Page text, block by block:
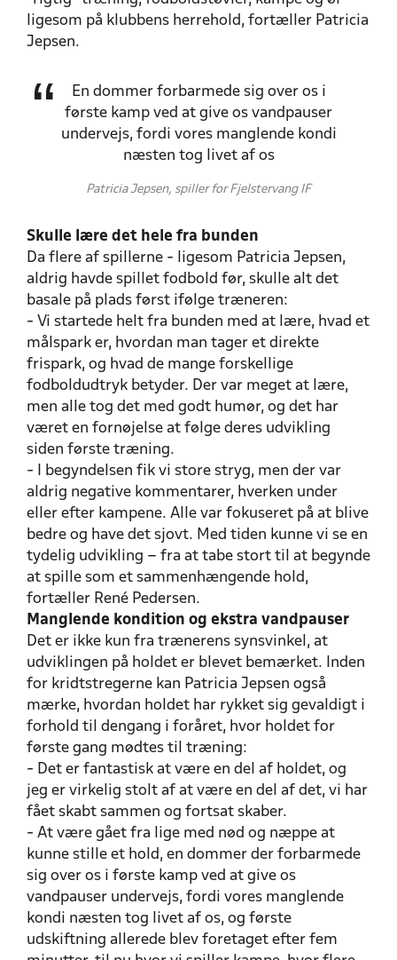
ligesom på klubbens herrehold, fortæller Patricia
Jepsen.
En dommer forbarmede sig over os i
første kamp ved at give os vandpauser
undervejs, fordi vores manglende kondi
næsten tog livet af os
Patricia Jepsen, spiller for Fjelstervang IF
Skulle lære det hele fra bunden
Da flere af spillerne - ligesom Patricia Jepsen,
aldrig havde spillet fodbold før, skulle alt det
basale på plads først ifølge træneren:
- Vi startede helt fra bunden med at lære, hvad et
målspark er, hvordan man tager et direkte
frispark, og hvad de mange forskellige
fodboldudtryk betyder. Der var meget at lære,
men alle tog det med godt humør, og det har
været en fornøjelse at følge deres udvikling
siden første træning.
- I begyndelsen fik vi store stryg, men der var
aldrig negative kommentarer, hverken under
eller efter kampene. Alle var fokuseret på at blive
bedre og have det sjovt. Med tiden kunne vi se en
tydelig udvikling – fra at tabe stort til at begynde
at spille som et sammenhængende hold,
fortæller René Pedersen.
Manglende kondition og ekstra vandpauser
Det er ikke kun fra trænerens synsvinkel, at
udviklingen på holdet er blevet bemærket. Inden
for kridtstregerne kan Patricia Jepsen også
mærke, hvordan holdet har rykket sig gevaldigt i
forhold til dengang i foråret, hvor holdet for
første gang mødtes til træning:
- Det er fantastisk at være en del af holdet, og
jeg er virkelig stolt af at være en del af det, vi har
fået skabt sammen og fortsat skaber.
- At være gået fra lige med nød og næppe at
kunne stille et hold, en dommer der forbarmede
sig over os i første kamp ved at give os
vandpauser undervejs, fordi vores manglende
kondi næsten tog livet af os, og første
udskiftning allerede blev foretaget efter fem